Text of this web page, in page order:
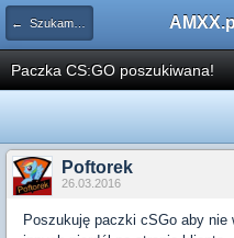
← Szukam pluginu
Paczka CS:GO poszukiwana!
Poftorek
26.03.2016
Poszukuję paczki cSGo aby nie